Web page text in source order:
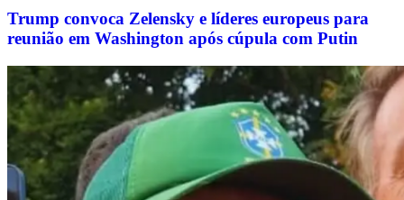
Trump convoca Zelensky e líderes europeus para
reunião em Washington após cúpula com Putin